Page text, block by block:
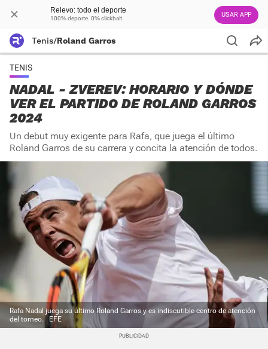
Relevo: todo el deporte
100% deporte. 0% clickbait USAR APP
Tenis/Roland Garros
TENIS
NADAL - ZVEREV: HORARIO Y DÓNDE
VER EL PARTIDO DE ROLAND GARROS
2024
Un debut muy exigente para Rafa, que juega el último
Roland Garros de su carrera y concita la atención de todos.
Rafa Nadal juega su último Roland Garros y es indiscutible centro de atención
del torneo. EFE